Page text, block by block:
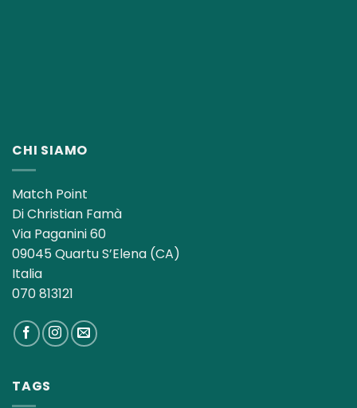
CHI SIAMO
Match Point
Di Christian Famà
Via Paganini 60
09045 Quartu S’Elena (CA)
Italia
070 813121
TAGS